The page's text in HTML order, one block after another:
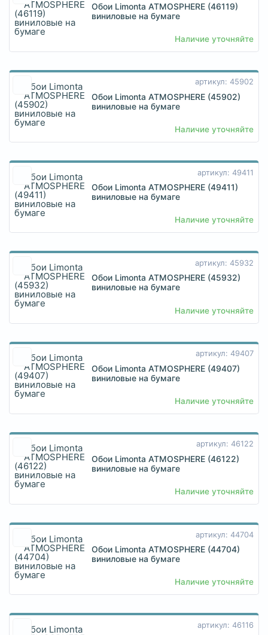
Обои Limonta ATMOSPHERE (46119)
виниловые на бумаге
Наличие уточняйте
артикул: 45902
Обои Limonta ATMOSPHERE (45902)
виниловые на бумаге
Наличие уточняйте
артикул: 49411
Обои Limonta ATMOSPHERE (49411)
виниловые на бумаге
Наличие уточняйте
артикул: 45932
Обои Limonta ATMOSPHERE (45932)
виниловые на бумаге
Наличие уточняйте
артикул: 49407
Обои Limonta ATMOSPHERE (49407)
виниловые на бумаге
Наличие уточняйте
артикул: 46122
Обои Limonta ATMOSPHERE (46122)
виниловые на бумаге
Наличие уточняйте
артикул: 44704
Обои Limonta ATMOSPHERE (44704)
виниловые на бумаге
Наличие уточняйте
артикул: 46116